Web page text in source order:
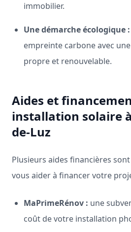
immobilier.
Une démarche écologique :
empreinte carbone avec
propre et renouvelable.
Aides et
installation solaire
de-Luz
Plusieurs aides financières
vous aider à financer votre
MaPrimeRénov : une
coût de votre installation